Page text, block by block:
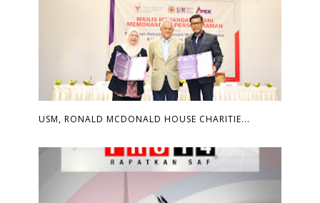
USM, RONALD MCDONALD HOUSE CHARITIE...